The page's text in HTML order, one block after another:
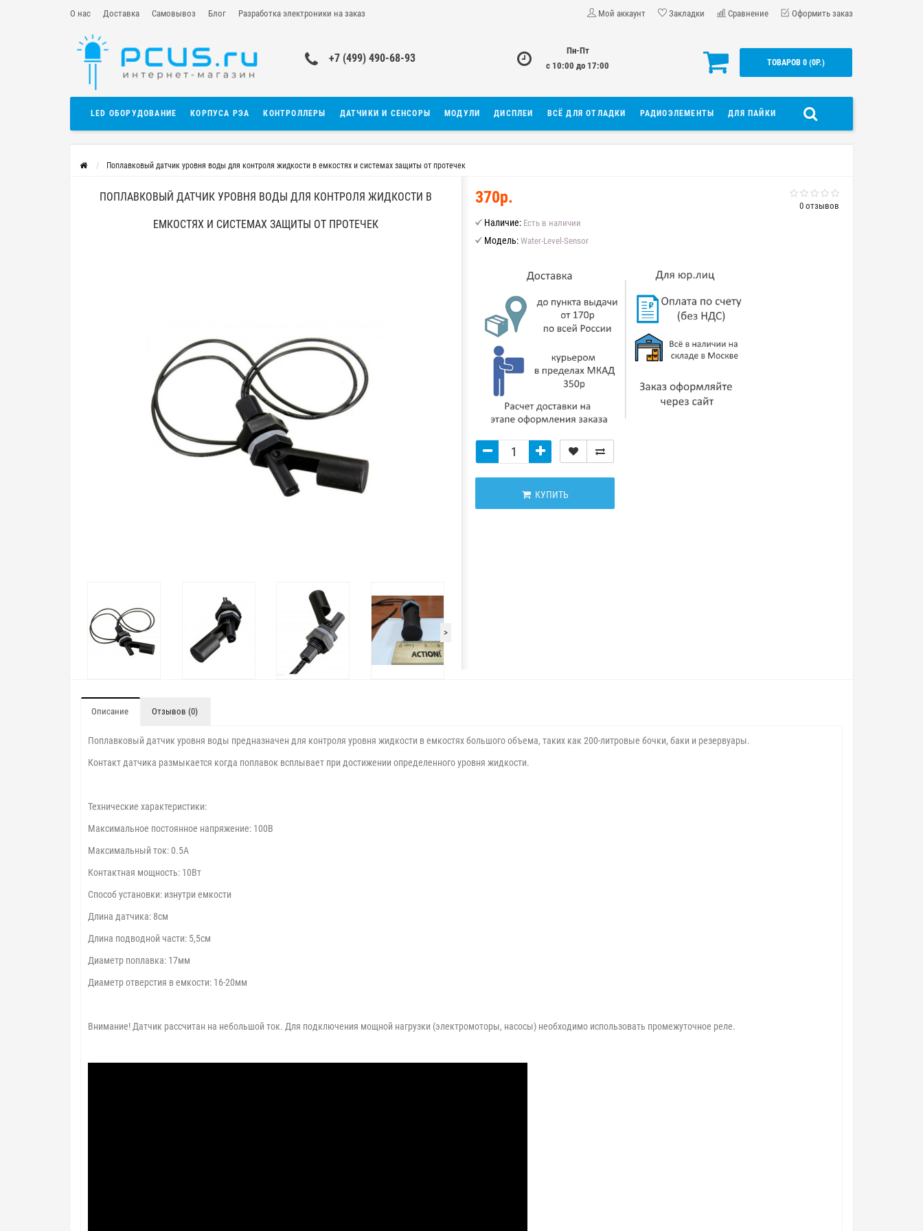
О нас Доставка Самовывоз Блог Разработка электроники на заказ Мой аккаунт Закладки Сравнение Оформить заказ
+7 (499) 490-68-93
Пн-Пт
с 10:00 до 17:00
ТОВАРОВ 0 (0Р.)
LED ОБОРУДОВАНИЕ КОРПУСА РЭА КОНТРОЛЛЕРЫ ДАТЧИКИ И СЕНСОРЫ МОДУЛИ ДИСПЛЕИ ВСЁ ДЛЯ ОТЛАДКИ РАДИОЭЛЕМЕНТЫ ДЛЯ ПАЙКИ
Поплавковый датчик уровня воды для контроля жидкости в емкостях и системах защиты от протечек
ПОПЛАВКОВЫЙ ДАТЧИК УРОВНЯ ВОДЫ ДЛЯ КОНТРОЛЯ ЖИДКОСТИ В
ЕМКОСТЯХ И СИСТЕМАХ ЗАЩИТЫ ОТ ПРОТЕЧЕК
>
0 отзывов
370р.
Наличие: Есть в наличии
Модель: Water-Level-Sensor
КУПИТЬ
Описание Отзывов (0)
Поплавковый датчик уровня воды предназначен для контроля уровня жидкости в емкостях большого объема, таких как 200-литровые бочки, баки и резервуары.
Контакт датчика размыкается когда поплавок всплывает при достижении определенного уровня жидкости.
Технические характеристики:
Максимальное постоянное напряжение: 100В
Максимальный ток: 0.5А
Контактная мощность: 10Вт
Способ установки: изнутри емкости
Длина датчика: 8см
Длина подводной части: 5,5см
Диаметр поплавка: 17мм
Диаметр отверстия в емкости: 16-20мм
Внимание! Датчик рассчитан на небольшой ток. Для подключения мощной нагрузки (электромоторы, насосы) необходимо использовать промежуточное реле.